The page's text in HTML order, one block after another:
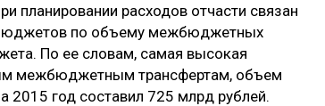
планировании расходов отчасти связан
бюджетов по объему межбюджетных
По ее словам, самая высокая
межбюджетным трансфертам, объем
год составил 725 млрд рублей.